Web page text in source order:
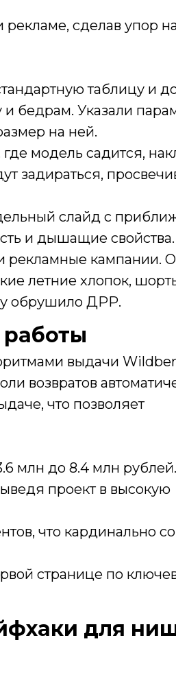
сделав упор
таблицу и
бедрам. Указали
на ней.
модель садится,
задираться,
слайд с
и дышащие свойства.
кампании.
летние хлопок,
обрушило ДРР.
работы
выдачи
возвратов
что позволяет
млн до 8.4 млн рублей.
проект в высокую
что кардинально
странице по
для